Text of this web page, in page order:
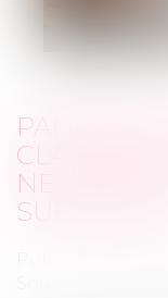
PANDÉMIE
CLAUSE
NE VIDE
SUBSTANCE